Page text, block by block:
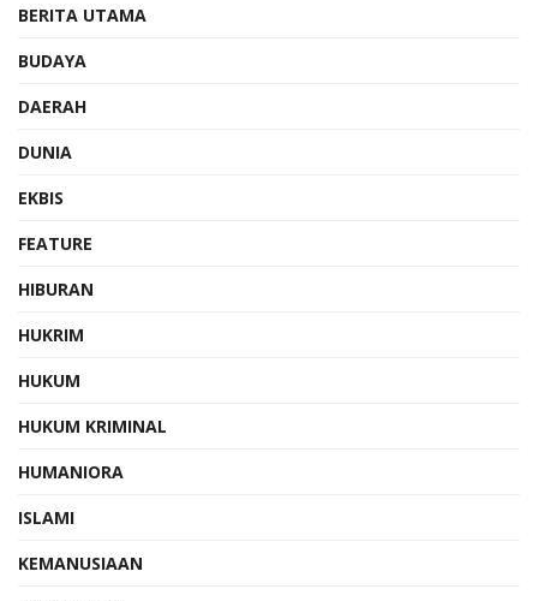
BERITA UTAMA
BUDAYA
DAERAH
DUNIA
EKBIS
FEATURE
HIBURAN
HUKRIM
HUKUM
HUKUM KRIMINAL
HUMANIORA
ISLAMI
KEMANUSIAAN